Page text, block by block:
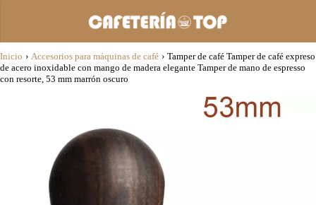
Inicio › Accesorios para máquinas de café › Tamper de café Tamper de café expreso
de acero inoxidable con mango de madera elegante Tamper de mano de espresso
con resorte, 53 mm marrón oscuro